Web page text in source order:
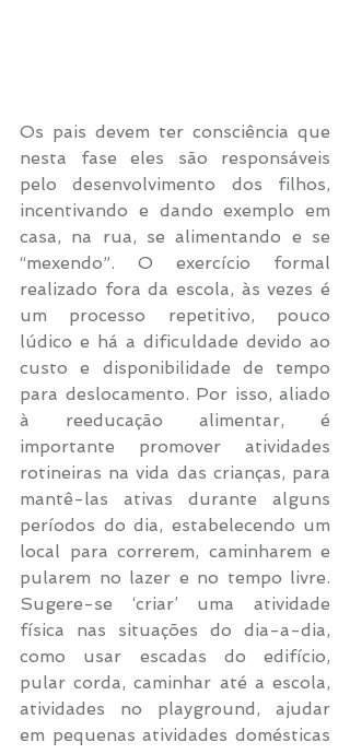
Os pais devem ter consciência que
nesta fase eles são responsáveis
pelo desenvolvimento dos filhos,
incentivando e dando exemplo em
casa, na rua, se alimentando e se
“mexendo”. O exercício formal
realizado fora da escola, às vezes é
um processo repetitivo, pouco
lúdico e há a dificuldade devido ao
custo e disponibilidade de tempo
para deslocamento. Por isso, aliado
à reeducação alimentar, é
importante promover atividades
rotineiras na vida das crianças, para
mantê-las ativas durante alguns
períodos do dia, estabelecendo um
local para correrem, caminharem e
pularem no lazer e no tempo livre.
Sugere-se ‘criar’ uma atividade
física nas situações do dia-a-dia,
como usar escadas do edifício,
pular corda, caminhar até a escola,
atividades no playground, ajudar
em pequenas atividades domésticas